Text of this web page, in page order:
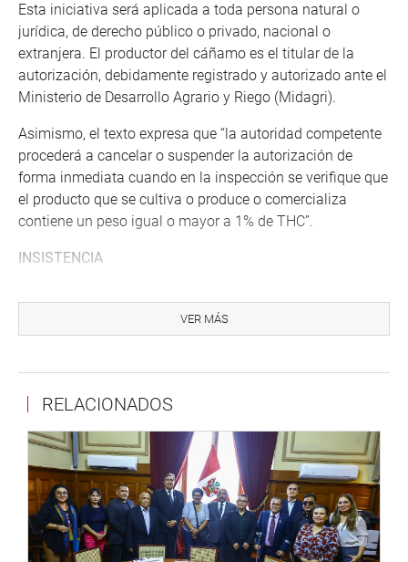
Esta iniciativa será aplicada a toda persona natural o
jurídica, de derecho público o privado, nacional o
extranjera. El productor del cáñamo es el titular de la
autorización, debidamente registrado y autorizado ante el
Ministerio de Desarrollo Agrario y Riego (Midagri).
Asimismo, el texto expresa que “la autoridad competente
procederá a cancelar o suspender la autorización de
forma inmediata cuando en la inspección se verifique que
el producto que se cultiva o produce o comercializa
contiene un peso igual o mayor a 1% de THC”.
INSISTENCIA
dictamen de insistencia parcial recaído en las
observaciones del Poder Ejecutivo respecto a la autógrafa
implementación de la certificación del Sistema de
en el Perú”.
La propuesta se sustenta en el Proyecto de Ley
1848/2021 y tiene como finalidad promover la
reactivación económica y la formalización de las mypes
productoras de alimentos y bebidas destinadas al
VER MÁS
RELACIONADOS